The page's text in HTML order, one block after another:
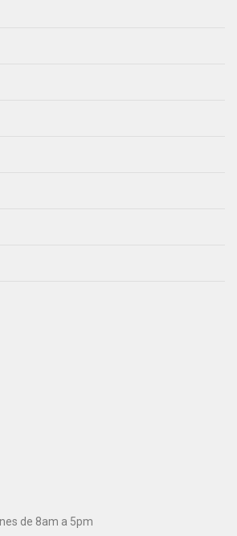
de 8am a 5pm